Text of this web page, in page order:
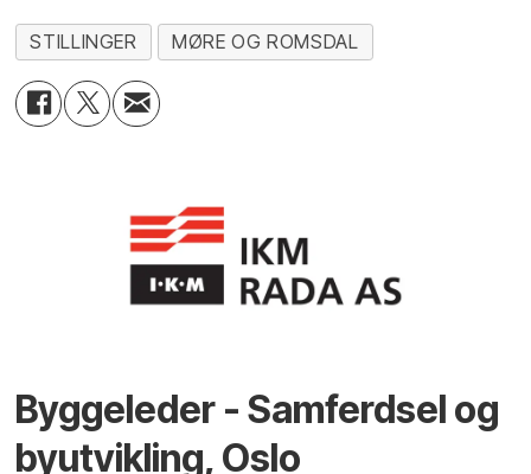
STILLINGER MØRE OG ROMSDAL
Byggeleder - Samferdsel og
byutvikling, Oslo